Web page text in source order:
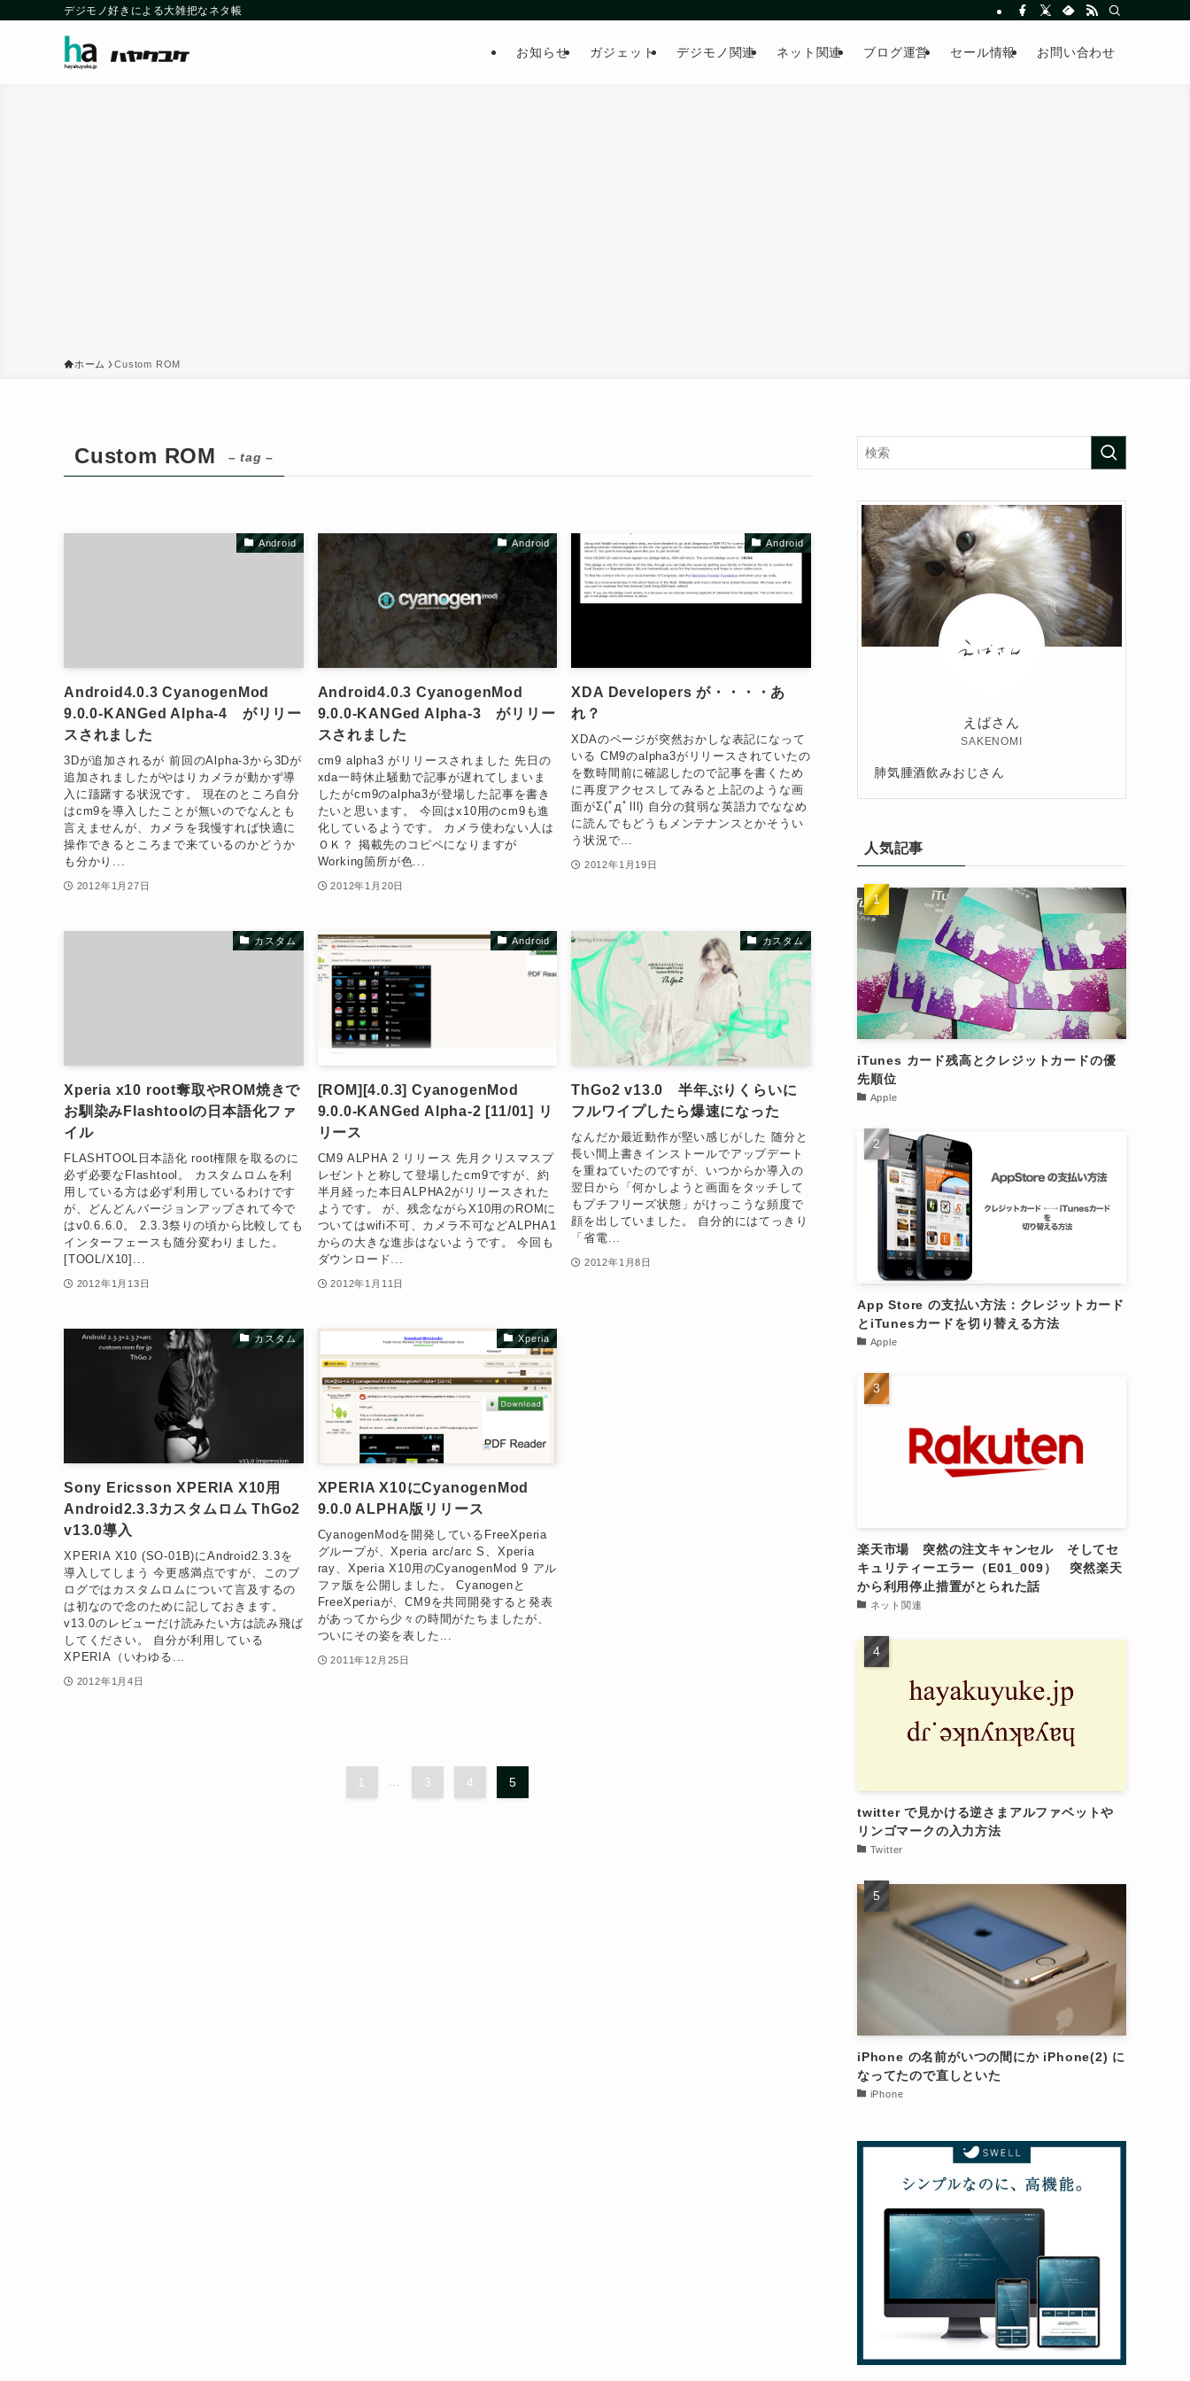
デジモノ好きによる大雑把なネタ帳
お知らせ ガジェット デジモノ関連 ネット関連 ブログ運営 セール情報 お問い合わせ
ホーム Custom ROM
Custom ROM – tag –
Android
Android4.0.3 CyanogenMod
9.0.0-KANGed Alpha-4 がリリー
スされました
3Dが追加されるが 前回のAlpha-3から3Dが
追加されましたがやはりカメラが動かず導
入に躊躇する状況です。 現在のところ自分
はcm9を導入したことが無いのでなんとも
言えませんが、カメラを我慢すれば快適に
操作できるところまで来ているのかどうか
も分かり...
2012年1月27日
Android
Android4.0.3 CyanogenMod
9.0.0-KANGed Alpha-3 がリリー
スされました
cm9 alpha3 がリリースされました 先日の
xda一時休止騒動で記事が遅れてしまいま
したがcm9のalpha3が登場した記事を書き
たいと思います。 今回はx10用のcm9も進
化しているようです。 カメラ使わない人は
ＯＫ？ 掲載先のコピペになりますが
Working箇所が色...
2012年1月20日
Android
XDA Developers が・・・・あ
れ？
XDAのページが突然おかしな表記になって
いる CM9のalpha3がリリースされていたの
を数時間前に確認したので記事を書くため
に再度アクセスしてみると上記のような画
面がΣ(ﾟдﾟlll) 自分の貧弱な英語力でななめ
に読んでもどうもメンテナンスとかそうい
う状況で...
2012年1月19日
カスタム
Xperia x10 root奪取やROM焼きで
お馴染みFlashtoolの日本語化ファ
イル
FLASHTOOL日本語化 root権限を取るのに
必ず必要なFlashtool。 カスタムロムを利
用している方は必ず利用しているわけです
が、どんどんバージョンアップされて今で
はv0.6.6.0。 2.3.3祭りの頃から比較しても
インターフェースも随分変わりました。
[TOOL/X10]...
2012年1月13日
Android
[ROM][4.0.3] CyanogenMod
9.0.0-KANGed Alpha-2 [11/01] リ
リース
CM9 ALPHA 2 リリース 先月クリスマスプ
レゼントと称して登場したcm9ですが、約
半月経った本日ALPHA2がリリースされた
ようです。 が、残念ながらX10用のROMに
ついてはwifi不可、カメラ不可などALPHA1
からの大きな進歩はないようです。 今回も
ダウンロード...
2012年1月11日
カスタム
ThGo2 v13.0 半年ぶりくらいに
フルワイプしたら爆速になった
なんだか最近動作が堅い感じがした 随分と
長い間上書きインストールでアップデート
を重ねていたのですが、いつからか導入の
翌日から「何かしようと画面をタッチして
もプチフリーズ状態」がけっこうな頻度で
顔を出していました。 自分的にはてっきり
「省電...
2012年1月8日
カスタム
Sony Ericsson XPERIA X10用
Android2.3.3カスタムロム ThGo2
v13.0導入
XPERIA X10 (SO-01B)にAndroid2.3.3を
導入してしまう 今更感満点ですが、このブ
ログではカスタムロムについて言及するの
は初なので念のために記しておきます。
v13.0のレビューだけ読みたい方は読み飛ば
してください。 自分が利用している
XPERIA（いわゆる...
2012年1月4日
Xperia
XPERIA X10にCyanogenMod
9.0.0 ALPHA版リリース
CyanogenModを開発しているFreeXperia
グループが、Xperia arc/arc S、Xperia
ray、Xperia X10用のCyanogenMod 9 アル
ファ版を公開しました。 Cyanogenと
FreeXperiaが、CM9を共同開発すると発表
があってから少々の時間がたちましたが、
ついにその姿を表した...
2011年12月25日
1 3 4 5
えばさん
SAKENOMI
肺気腫酒飲みおじさん
人気記事
iTunes カード残高とクレジットカードの優
先順位
Apple
App Store の支払い方法：クレジットカード
とiTunesカードを切り替える方法
Apple
楽天市場 突然の注文キャンセル そしてセ
キュリティーエラー（E01_009） 突然楽天
から利用停止措置がとられた話
ネット関連
twitter で見かける逆さまアルファベットや
リンゴマークの入力方法
Twitter
iPhone の名前がいつの間にか iPhone(2) に
なってたので直しといた
iPhone